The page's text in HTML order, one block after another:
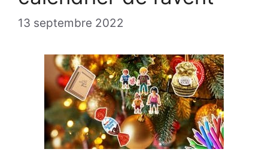
13 septembre 2022